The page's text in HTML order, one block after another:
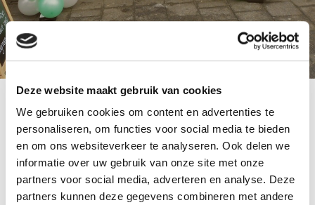
Deze website maakt gebruik van cookies
We gebruiken cookies om content en advertenties te
personaliseren, om functies voor social media te bieden
en om ons websiteverkeer te analyseren. Ook delen we
informatie over uw gebruik van onze site met onze
partners voor social media, adverteren en analyse. Deze
partners kunnen deze gegevens combineren met andere
door:Ballonnenpartners
tags:ballonnenbogen_Alkmaar
Bij bakkerij Raat en bij lunchcafe Echt Alkmaar in
Alkmaar twee ballonnen bogen geleverd